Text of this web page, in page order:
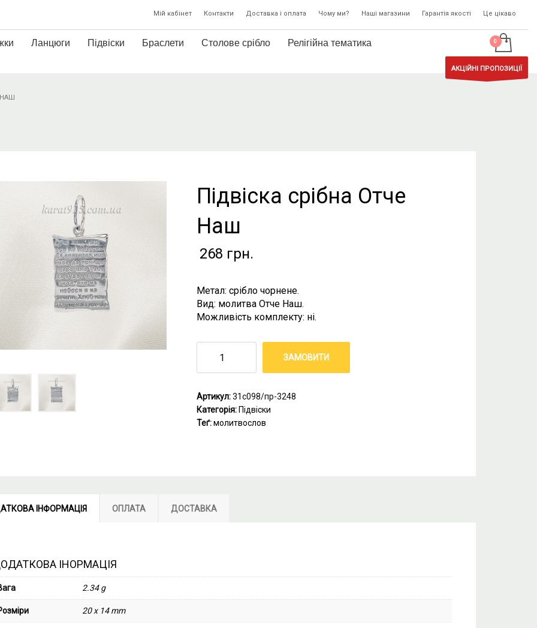
Мій кабінет Контакти Доставка і оплата Чому ми? Наші магазини Гарантія якості Це цікаво
Ланцюги Підвіски Браслети Столове срібло Релігійна тематика
АКЦІЙНІ ПРОПОЗИЦІЇ
НАШ
Підвіска срібна Отче
Наш
268 грн.
Метал: срібло чорнене.
Вид: молитва Отче Наш.
Можливість комплекту: ні.
ЗАМОВИТИ
Артикул:31с098/пр-3248
Категорія: Підвіски
Теґ:молитвослов
ІНФОРМАЦІЯ ОПЛАТА ДОСТАВКА
ІНОРМАЦІЯ
2.34 g
20 x 14 mm